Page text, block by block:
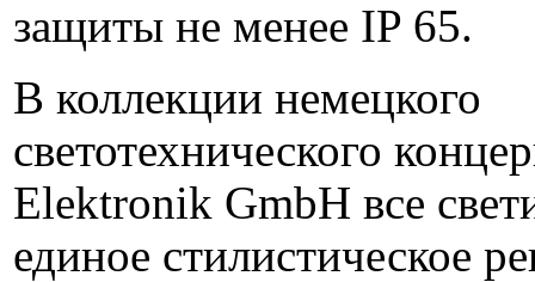
защиты не менее IP 65.
В коллекции немецкого
светотехнического
Elektronik GmbH все
единое стилистическое